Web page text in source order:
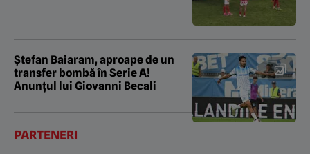
Ștefan Baiaram, aproape de un
transfer bombă în Serie A!
Anunțul lui Giovanni Becali
PARTENERI